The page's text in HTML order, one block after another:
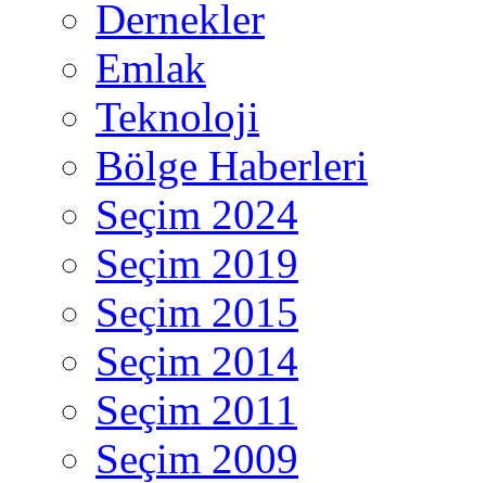
Dernekler
Emlak
Teknoloji
Bölge Haberleri
Seçim 2024
Seçim 2019
Seçim 2015
Seçim 2014
Seçim 2011
Seçim 2009